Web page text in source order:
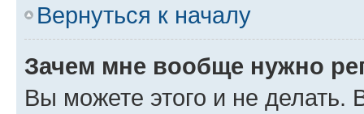
Вернуться к началу
Зачем мне вообще нужно
Вы можете этого и не делать.